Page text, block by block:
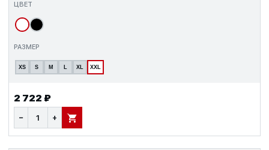
ЦВЕТ
РАЗМЕР
XS S M L XL XXL
2 722 ₽
− + В КОРЗИНУ